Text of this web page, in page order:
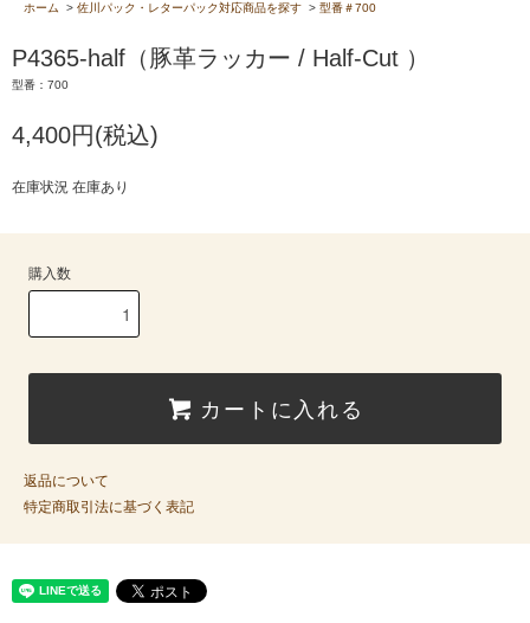
ホーム
> 佐川パック・レターパック対応商品を探す > 型番＃700
P4365-half（豚革ラッカー / Half-Cut ）
型番：700
4,400円(税込)
在庫状況 在庫あり
購入数
カートに入れる
返品について
特定商取引法に基づく表記